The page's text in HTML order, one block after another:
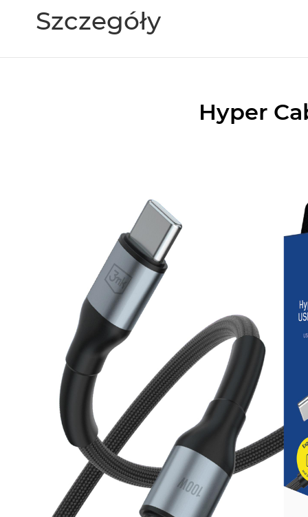
Szczegóły
Hyper